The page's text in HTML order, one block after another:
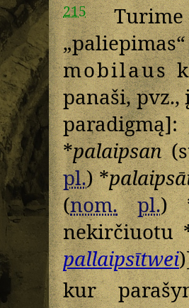
215
mobilaus
panaši,
*palaipsan
pl.) *
(nom. pl.)
nekirčiuotu
pallaipsītwei
kur